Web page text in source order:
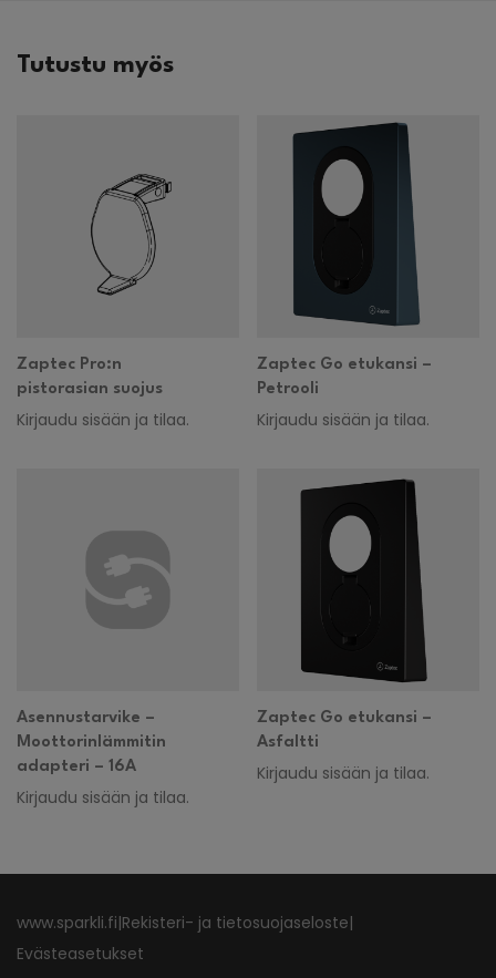
Tutustu myös
Zaptec Pro:n
pistorasian suojus
Kirjaudu sisään ja tilaa.
Zaptec Go etukansi –
Petrooli
Kirjaudu sisään ja tilaa.
Asennustarvike –
Moottorinlämmitin
adapteri – 16A
Kirjaudu sisään ja tilaa.
Zaptec Go etukansi –
Asfaltti
Kirjaudu sisään ja tilaa.
www.sparkli.fi|Rekisteri- ja tietosuojaseloste|
Evästeasetukset